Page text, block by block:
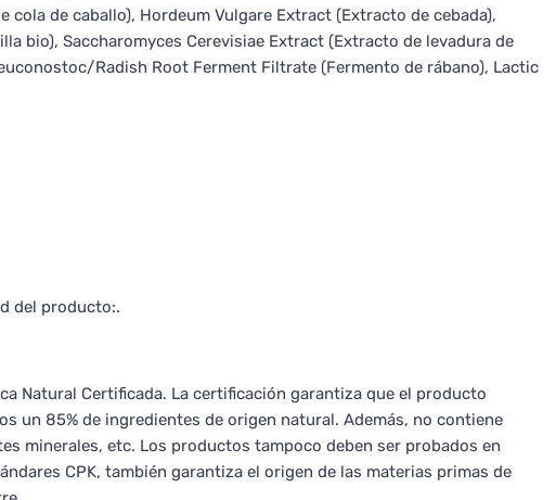
de caballo), Hordeum Vulgare Extract (Extracto de cebada),
bio), Saccharomyces Cerevisiae Extract (Extracto de levadura de
Radish Root Ferment Filtrate (Fermento de rábano), Lactic
del producto:.
Natural Certificada. La certificación garantiza que el producto
un 85% de ingredientes de origen natural. Además, no contiene
minerales, etc. Los productos tampoco deben ser probados en
CPK, también garantiza el origen de las materias primas de